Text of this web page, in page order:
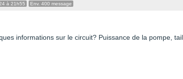
à 21h55 Env. 400 message
informations sur le circuit? Puissance de la pompe,